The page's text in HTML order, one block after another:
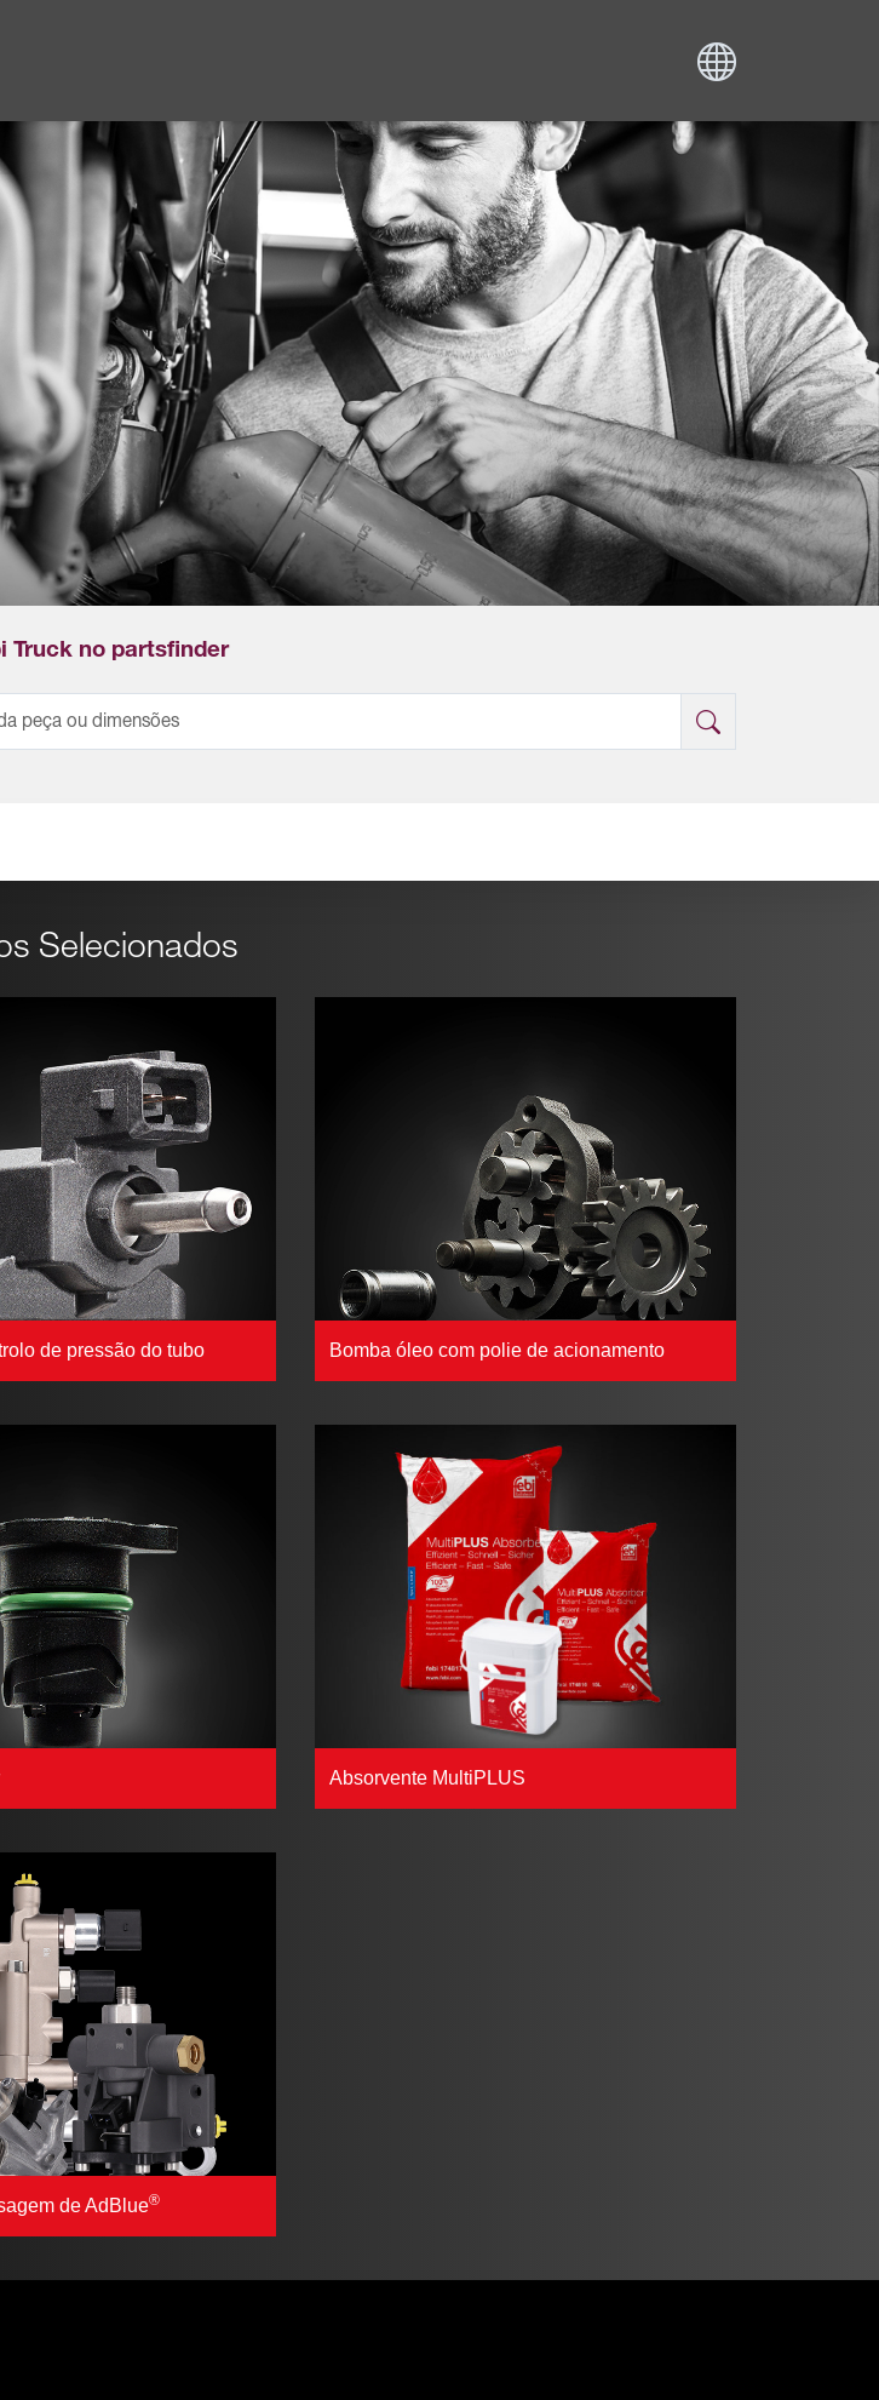
Truck no partsfinder
Selecionados
de pressão do tubo
de AdBlue®
Bomba óleo com polie de acionamento
Absorvente MultiPLUS